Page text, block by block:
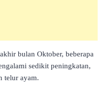
bulan Oktober, beberapa
sedikit peningkatan,
telur ayam.